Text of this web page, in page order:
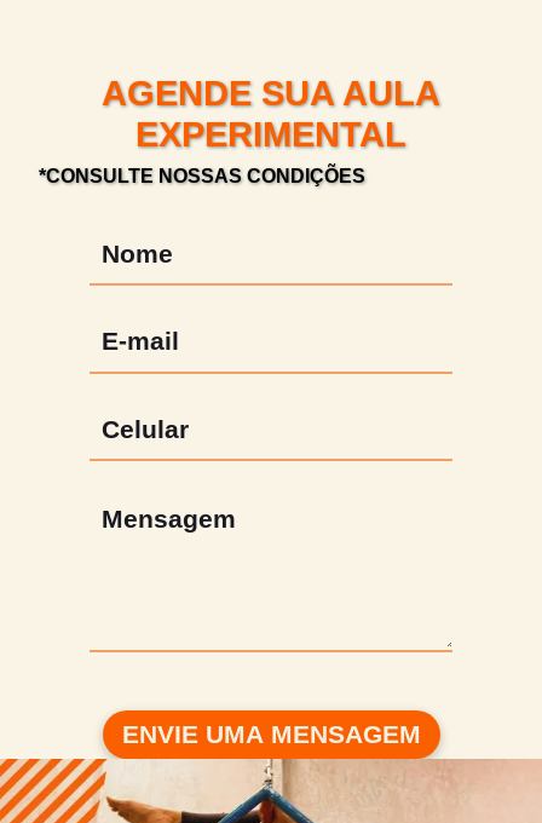
AGENDE SUA AULA
EXPERIMENTAL
*CONSULTE NOSSAS CONDIÇÕES
ENVIE UMA MENSAGEM